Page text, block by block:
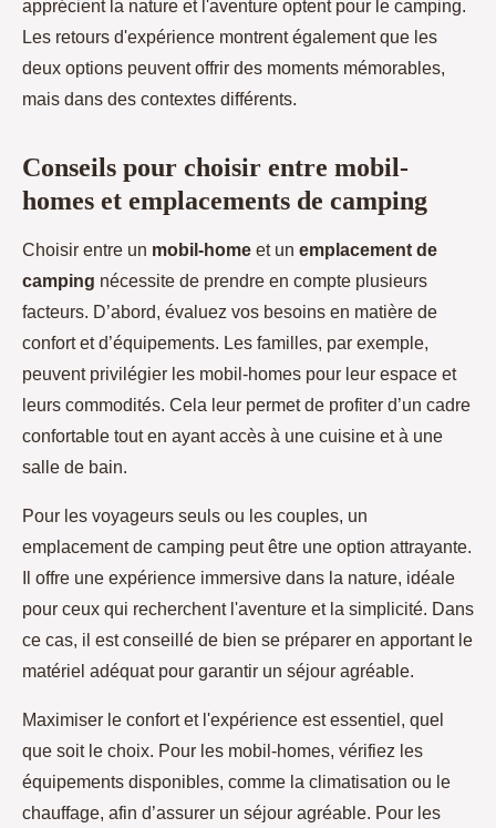
apprécient la nature et l'aventure optent pour le camping.
Les retours d'expérience montrent également que les
deux options peuvent offrir des moments mémorables,
mais dans des contextes différents.
Conseils pour choisir entre mobil-
homes et emplacements de camping
Choisir entre un mobil-home et un emplacement de
camping nécessite de prendre en compte plusieurs
facteurs. D’abord, évaluez vos besoins en matière de
confort et d’équipements. Les familles, par exemple,
peuvent privilégier les mobil-homes pour leur espace et
leurs commodités. Cela leur permet de profiter d’un cadre
confortable tout en ayant accès à une cuisine et à une
salle de bain.
Pour les voyageurs seuls ou les couples, un
emplacement de camping peut être une option attrayante.
Il offre une expérience immersive dans la nature, idéale
pour ceux qui recherchent l'aventure et la simplicité. Dans
ce cas, il est conseillé de bien se préparer en apportant le
matériel adéquat pour garantir un séjour agréable.
Maximiser le confort et l'expérience est essentiel, quel
que soit le choix. Pour les mobil-homes, vérifiez les
équipements disponibles, comme la climatisation ou le
chauffage, afin d’assurer un séjour agréable. Pour les